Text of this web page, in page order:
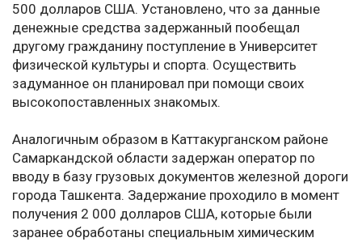
500 долларов США. Установлено, что за данные
денежные средства задержанный пообещал
другому гражданину поступление в Университет
физической культуры и спорта. Осуществить
задуманное он планировал при помощи своих
высокопоставленных знакомых.
Аналогичным образом в Каттакурганском районе
Самаркандской области задержан оператор по
вводу в базу грузовых документов железной дороги
города Ташкента. Задержание проходило в момент
получения 2 000 долларов США, которые были
заранее обработаны специальным химическим